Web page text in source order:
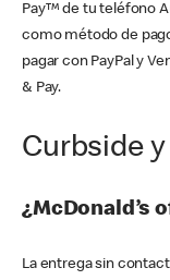
Pay™ de tu teléfono
como método de
pagar con PayPal y
& Pay.
Curbside
¿McDonald’s
La entrega sin